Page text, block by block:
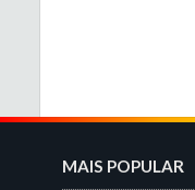
MAIS POPULAR